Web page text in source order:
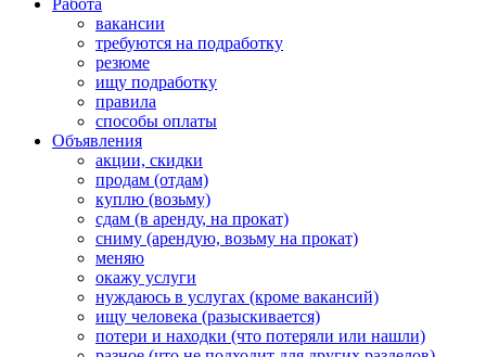
Работа
вакансии
требуются на подработку
резюме
ищу подработку
правила
способы оплаты
Объявления
акции, скидки
продам (отдам)
куплю (возьму)
сдам (в аренду, на прокат)
сниму (арендую, возьму на прокат)
меняю
окажу услуги
нуждаюсь в услугах (кроме вакансий)
ищу человека (разыскивается)
потери и находки (что потеряли или нашли)